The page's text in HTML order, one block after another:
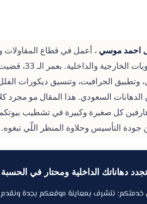
احمد موسي ، أعمل في قطاع المقاولات
وصاحب موقع “شطبلي”
وتطبيق الجرافيت، وتنسيق ديكورات
الدهانات السعودي. هذا المقال مو مجرد
كل صغيرة وكبيرة في تشطيب
جودة التأسيس وحلاوة المنظر اللّي تبغوه.
دهاناتك الداخلية ومحتار في
نتشرف بمعاينة موقعكم بجدة